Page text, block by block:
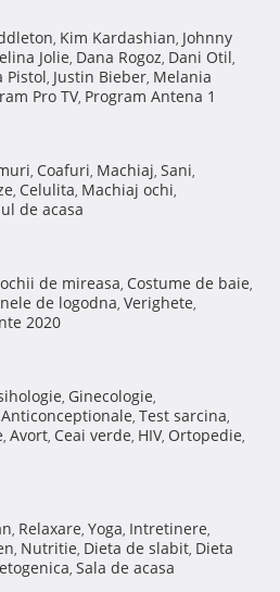
, Kim Kardashian, Johnny
Jolie, Dana Rogoz, Dani Otil,
Pistol, Justin Bieber, Melania
Pro TV, Program Antena 1
, Coafuri, Machiaj, Sani,
, Celulita, Machiaj ochi,
de acasa
de mireasa, Costume de baie,
de logodna, Verighete,
2020
, Ginecologie,
Anticonceptionale, Test sarcina,
, Avort, Ceai verde, HIV, Ortopedie,
, Relaxare, Yoga, Intretinere,
, Nutritie, Dieta de slabit, Dieta
, Sala de acasa